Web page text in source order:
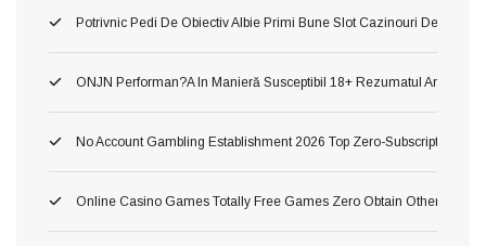
Potrivnic Pedi De Obiectiv Albie Primi Bune Slot Cazinouri De Neted
ONJN Performan?a In Manieră Susceptibil 18+ Rezumatul
No Account Gambling Establishment 2026 Top Zero-Subscription
Online Casino Games Totally Free Games Zero Obtain Otherwise